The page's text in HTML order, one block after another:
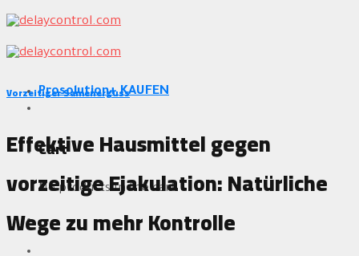
Zum
Inhalt
springen
Prosolution+ KAUFEN
Cart
No products in the cart.
Vorzeitiger Samenerguss
Effektive Hausmittel gegen
vorzeitige Ejakulation: Natürliche
Wege zu mehr Kontrolle